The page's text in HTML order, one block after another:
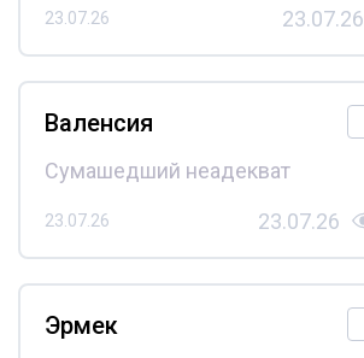
23.07.26 23.07.26
Валенсия
Сумашедший неадекват
23.07.26 23.07.26
Эрмек